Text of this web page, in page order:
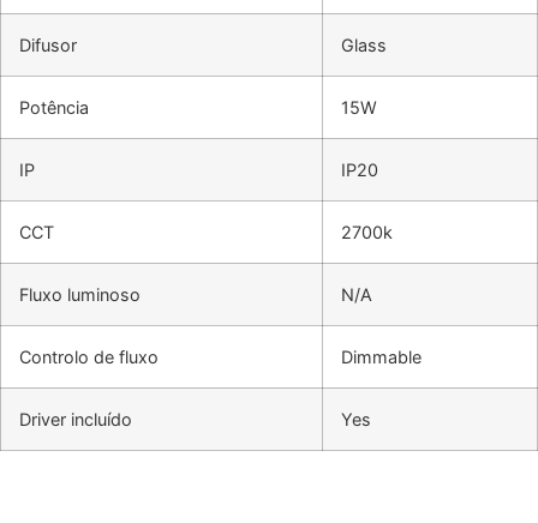
Difusor Glass
Potência 15W
IP IP20
CCT 2700k
Fluxo luminoso N/A
Controlo de fluxo Dimmable
Driver incluído Yes